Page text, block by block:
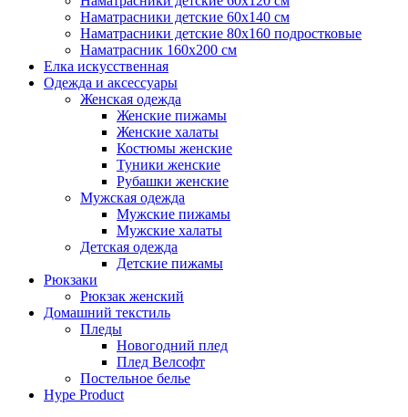
Наматрасники детские 60х140 см
Наматрасники детские 80х160 подростковые
Наматрасник 160х200 см
Елка искусственная
Одежда и аксессуары
Женская одежда
Женские пижамы
Женские халаты
Костюмы женские
Туники женские
Рубашки женские
Мужская одежда
Мужские пижамы
Мужские халаты
Детская одежда
Детские пижамы
Рюкзаки
Рюкзак женский
Домашний текстиль
Пледы
Новогодний плед
Плед Велсофт
Постельное белье
Hype Product